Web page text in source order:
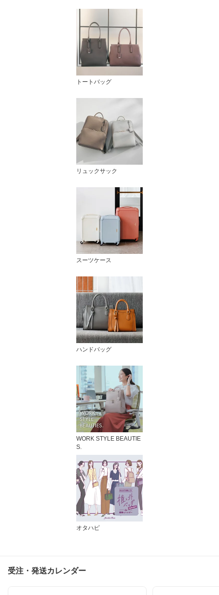
収納 16264
トートバッグ
リュックサック
スーツケース
ハンドバッグ
WORK STYLE BEAUTIE
S.
オタハピ
受注・発送カレンダー